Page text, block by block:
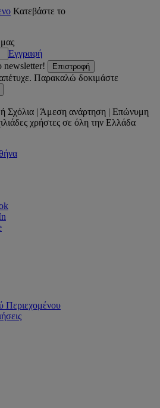
Κατεβάστε το
Εγγραφή
newsletter!
Επιστροφή
Παρακαλώ δοκιμάστε
Σχόλια | Άμεση ανάρτηση | Επώνυμη
χρήστες σε όλη την Ελλάδα
Περιεχομένου